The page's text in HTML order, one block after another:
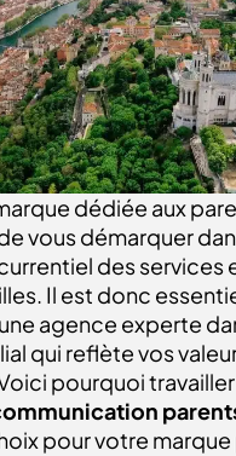
dédiée aux
vous démarquer
des services
Il est donc
agence experte
qui reflète vos
pourquoi
pour votre